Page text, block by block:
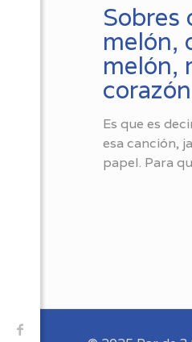
Sobres
melón,
melón,
Es que es
esa canción,
papel. Para